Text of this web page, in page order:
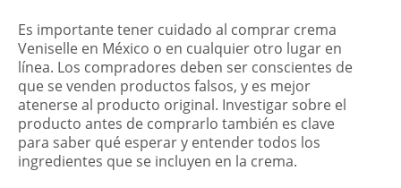
Es importante tener cuidado al comprar crema
Veniselle en México o en cualquier otro lugar en
línea. Los compradores deben ser conscientes de
que se venden productos falsos, y es mejor
atenerse al producto original. Investigar sobre el
producto antes de comprarlo también es clave
para saber qué esperar y entender todos los
ingredientes que se incluyen en la crema.